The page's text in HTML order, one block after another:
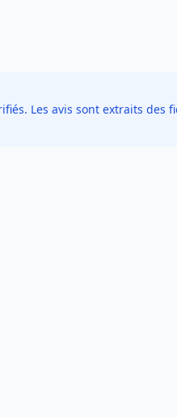
Les avis sont extraits des